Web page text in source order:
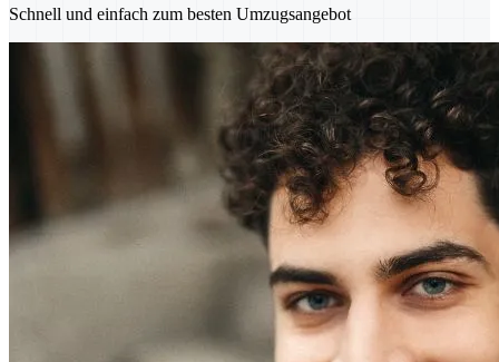
Schnell und einfach zum besten Umzugsangebot